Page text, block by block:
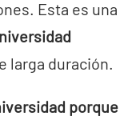
Esta es una
larga duración.
porque